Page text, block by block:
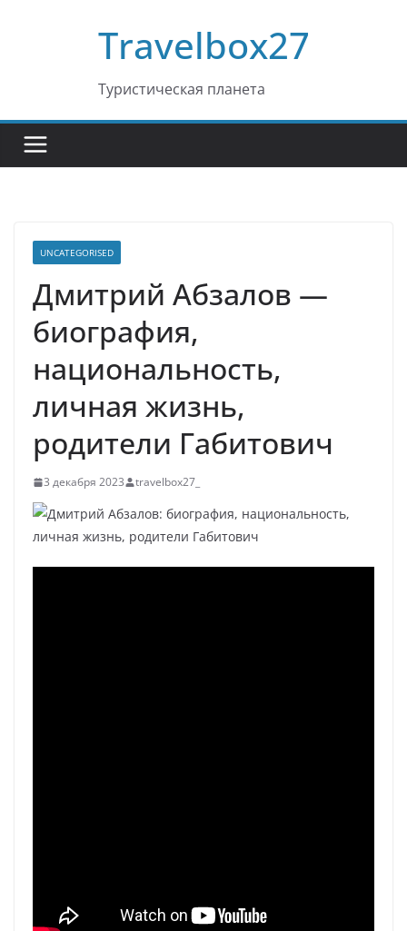
Travelbox27
Туристическая планета
UNCATEGORISED
Дмитрий Абзалов —
биография,
национальность,
личная жизнь,
родители Габитович
3 декабря 2023 travelbox27_